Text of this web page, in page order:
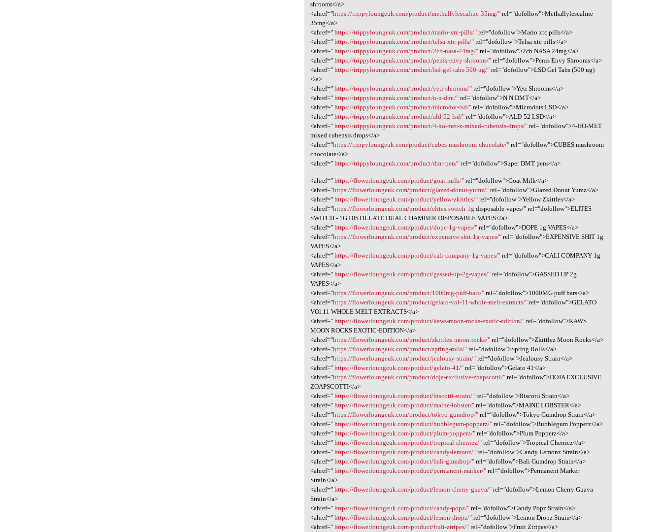
shrooms</a>
<ahref="https://trippyloungeuk.com/product/methallylescaline-35mg/" rel="dofollow">Methallylescaline
35mg</a>
<ahref="https://trippyloungeuk.com/product/mario-xtc-pills/" rel="dofollow">Mario xtc pills</a>
<ahref="https://trippyloungeuk.com/product/telsa-xtc-pills/" rel="dofollow">Telsa xtc pills</a>
<ahref="https://trippyloungeuk.com/product/2cb-nasa-24mg/" rel="dofollow">2cb NASA 24mg</a>
<ahref="https://trippyloungeuk.com/product/penis-envy-shrooms/" rel="dofollow">Penis Envy Shrooms</a>
<ahref="https://trippyloungeuk.com/product/lsd-gel-tabs-500-ug/" rel="dofollow">LSD Gel Tabs (500 ug)
</a>
<ahref="https://trippyloungeuk.com/product/yeti-shrooms/" rel="dofollow">Yeti Shrooms</a>
<ahref="https://trippyloungeuk.com/product/n-n-dmt/" rel="dofollow">N N DMT</a>
<ahref="https://trippyloungeuk.com/product/microdot-lsd/" rel="dofollow">Microdots LSD</a>
<ahref="https://trippyloungeuk.com/product/ald-52-lsd/" rel="dofollow">ALD-52 LSD</a>
<ahref="https://trippyloungeuk.com/product/4-ho-met-x-mixed-cubensis-drops/" rel="dofollow">4-HO-MET
mixed cubensis drops</a>
<ahref="https://trippyloungeuk.com/product/cubes-mushroom-chocolate/" rel="dofollow">CUBES mushroom
chocolate</a>
<ahref="https://trippyloungeuk.com/product/dmt-pen/" rel="dofollow">Super DMT pens</a>
<ahref="https://flowerloungeuk.com/product/goat-milk/" rel="dofollow">Goat Milk</a>
<ahref="https://flowerloungeuk.com/product/glazed-donut-yumz/" rel="dofollow">Glazed Donut Yumz</a>
<ahref="https://flowerloungeuk.com/product/yellow-zkittles/" rel="dofollow">Yellow Zkittles</a>
<ahref="https://flowerloungeuk.com/product/elites-switch-1g disposable-vapes/" rel="dofollow">ELITES
SWITCH - 1G DISTILLATE DUAL CHAMBER DISPOSABLE VAPES</a>
<ahref="https://flowerloungeuk.com/product/dope-1g-vapes/" rel="dofollow">DOPE 1g VAPES</a>
<ahref="https://flowerloungeuk.com/product/expensive-shit-1g-vapes/" rel="dofollow">EXPENSIVE SHIT 1g
VAPES</a>
<ahref="https://flowerloungeuk.com/product/cali-company-1g-vapes/" rel="dofollow">CALI COMPANY 1g
VAPES</a>
<ahref="https://flowerloungeuk.com/product/gassed-up-2g-vapes/" rel="dofollow">GASSED UP 2g
VAPES</a>
<ahref="https://flowerloungeuk.com/product/1000mg-puff-bars/" rel="dofollow">1000MG puff bars</a>
<ahref="https://flowerloungeuk.com/product/gelato-vol-11-whole-melt-extracts/" rel="dofollow">GELATO
VOl.11 WHOLE MELT EXTRACTS</a>
<ahref="https://flowerloungeuk.com/product/kaws-moon-rocks-exotic-edition/" rel="dofollow">KAWS
MOON ROCKS EXOTIC-EDITION</a>
<ahref="https://flowerloungeuk.com/product/zkittlez-moon-rocks/" rel="dofollow">Zkittlez Moon Rocks</a>
<ahref="https://flowerloungeuk.com/product/spring-rolls/" rel="dofollow">Spring Rolls</a>
<ahref="https://flowerloungeuk.com/product/jealousy-strain/" rel="dofollow">Jealousy Strain</a>
<ahref="https://flowerloungeuk.com/product/gelato-41/" rel="dofollow">Gelato 41</a>
<ahref="https://flowerloungeuk.com/product/doja-exclusive-zoapscotti/" rel="dofollow">DOJA EXCLUSIVE
ZOAPSCOTTI</a>
<ahref="https://flowerloungeuk.com/product/biscotti-strain/" rel="dofollow">Biscotti Strain</a>
<ahref="https://flowerloungeuk.com/product/maine-lobster/" rel="dofollow">MAINE LOBSTER</a>
<ahref="https://flowerloungeuk.com/product/tokyo-gumdrop/" rel="dofollow">Tokyo Gumdrop Strain</a>
<ahref="https://flowerloungeuk.com/product/bubblegum-popperz/" rel="dofollow">Bubblegum Popperz</a>
<ahref="https://flowerloungeuk.com/product/plum-popperz/" rel="dofollow">Plum Popperz</a>
<ahref="https://flowerloungeuk.com/product/tropical-cherriez/" rel="dofollow">Tropical Cherriez</a>
<ahref="https://flowerloungeuk.com/product/candy-lemonz/" rel="dofollow">Candy Lemonz Strain</a>
<ahref="https://flowerloungeuk.com/product/bali-gumdrop/" rel="dofollow">Bali Gumdrop Strain</a>
<ahref="https://flowerloungeuk.com/product/permanent-marker/" rel="dofollow">Permanent Marker
Strain</a>
<ahref="https://flowerloungeuk.com/product/lemon-cherry-guava/" rel="dofollow">Lemon Cherry Guava
Strain</a>
<ahref="https://flowerloungeuk.com/product/candy-popz/" rel="dofollow">Candy Popz Strain</a>
<ahref="https://flowerloungeuk.com/product/lemon-dropz/" rel="dofollow">Lemon Dropz Strain</a>
<ahref="https://flowerloungeuk.com/product/fruit-ztripes/" rel="dofollow">Fruit Ztripes</a>